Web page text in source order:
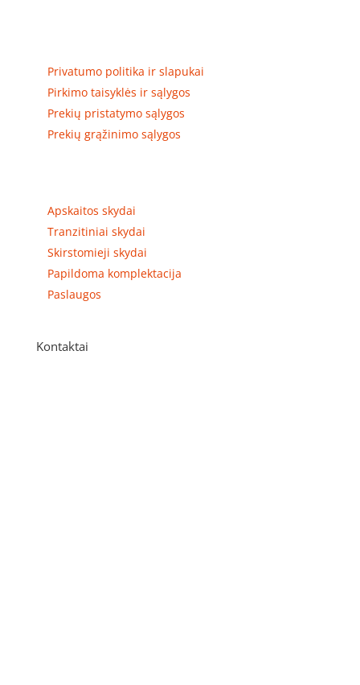
Privatumo politika ir slapukai
Pirkimo taisyklės ir sąlygos
Prekių pristatymo sąlygos
Prekių grąžinimo sąlygos
Apskaitos skydai
Tranzitiniai skydai
Skirstomieji skydai
Papildoma komplektacija
Paslaugos
Kontaktai